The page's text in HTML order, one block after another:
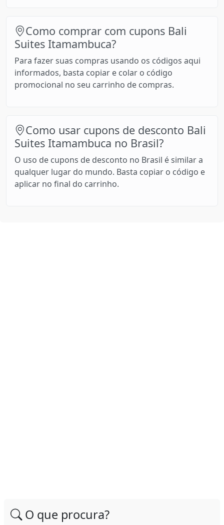
Como comprar com cupons Bali
Suites Itamambuca?
Para fazer suas compras usando os códigos aqui
informados, basta copiar e colar o código
promocional no seu carrinho de compras.
Como usar cupons de desconto Bali
Suites Itamambuca no Brasil?
O uso de cupons de desconto no Brasil é similar a
qualquer lugar do mundo. Basta copiar o código e
aplicar no final do carrinho.
O que procura?